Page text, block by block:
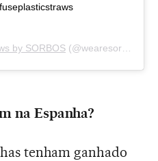
by SORBOS (@wearesorbos) on
na Espanha?
tenham ganhado